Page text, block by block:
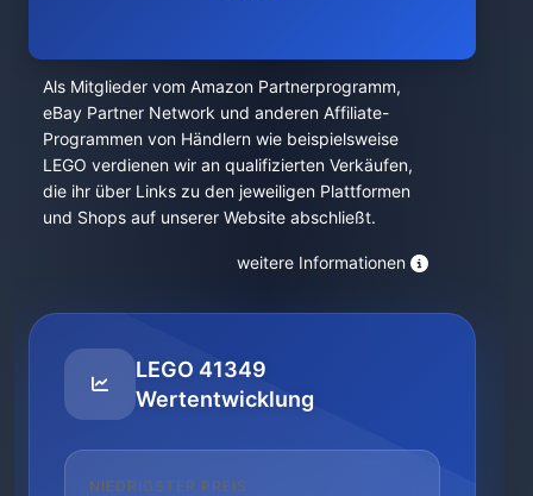
Als Mitglieder vom Amazon Partnerprogramm,
eBay Partner Network und anderen Affiliate-
Programmen von Händlern wie beispielsweise
LEGO verdienen wir an qualifizierten Verkäufen,
die ihr über Links zu den jeweiligen Plattformen
und Shops auf unserer Website abschließt.
weitere Informationen
LEGO 41349
Wertentwicklung
NIEDRIGSTER PREIS